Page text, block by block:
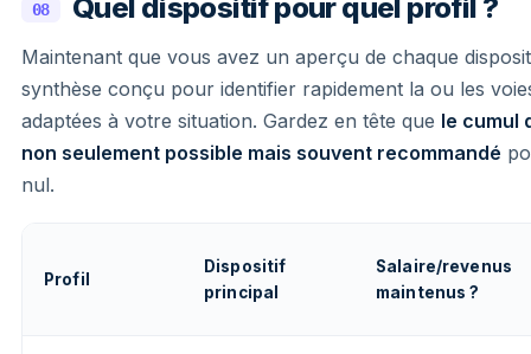
08 Quel dispositif pour quel profil ?
Maintenant que vous avez un aperçu de chaque
synthèse conçu pour identifier rapidement la ou les
adaptées à votre situation. Gardez en tête que le cumul
non seulement possible mais souvent recommandé
nul.
Profil
Dispositif
principal
Salaire/revenus
maintenus ?